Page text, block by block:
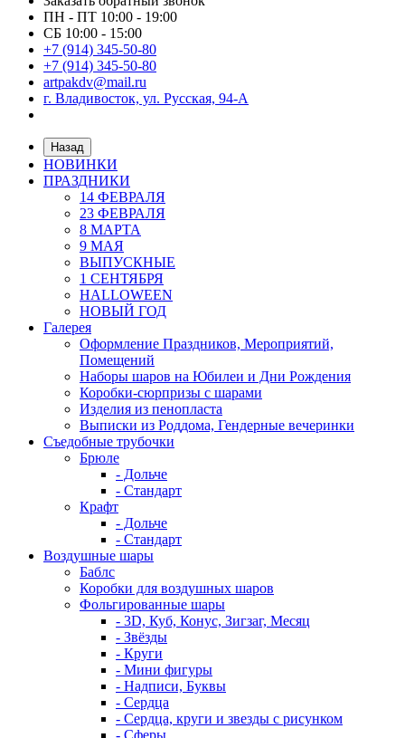
ПН - ПТ 10:00 - 19:00
СБ 10:00 - 15:00
+7 (914) 345-50-80
+7 (914) 345-50-80
artpakdv@mail.ru
г. Владивосток, ул. Русская, 94-А
Назад
НОВИНКИ
ПРАЗДНИКИ
14 ФЕВРАЛЯ
23 ФЕВРАЛЯ
8 МАРТА
9 МАЯ
ВЫПУСКНЫЕ
1 СЕНТЯБРЯ
HALLOWEEN
НОВЫЙ ГОД
Галерея
Оформление Праздников, Мероприятий,
Помещений
Наборы шаров на Юбилеи и Дни Рождения
Коробки-сюрпризы с шарами
Изделия из пенопласта
Выписки из Роддома, Гендерные вечеринки
Съедобные трубочки
Брюле
- Дольче
- Стандарт
Крафт
- Дольче
- Стандарт
Воздушные шары
Баблс
Коробки для воздушных шаров
Фольгированные шары
- 3D, Куб, Конус, Зигзаг, Месяц
- Звёзды
- Круги
- Мини фигуры
- Надписи, Буквы
- Сердца
- Сердца, круги и звезды с рисунком
- Сферы